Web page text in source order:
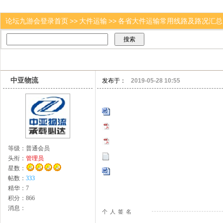
论坛九游会登录首页>> 大件运输 >>各省大件运输常用线路及路况汇
中亚物流
等级： 普通会员
头衔： 管理员
星数：
帖数： 333
精华： 7
积分： 866
消息：
发布于： 2019-05-28 10:55
个人签名